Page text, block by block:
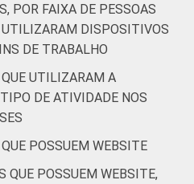
e
e serviços
8 16
cultura,
e
POR FAIXA DE PESSOAS
UTILIZARAM DISPOSITIVOS
DE TRABALHO
UTILIZARAM A
DE ATIVIDADE NOS
POSSUEM WEBSITE
QUE POSSUEM WEBSITE,